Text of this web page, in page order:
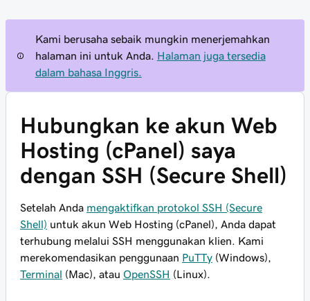
Kami berusaha sebaik mungkin menerjemahkan
halaman ini untuk Anda.
Halaman juga tersedia
dalam bahasa Inggris.
Hubungkan ke akun Web
Hosting (cPanel) saya
dengan SSH (Secure Shell)
Setelah Anda mengaktifkan protokol SSH (Secure
Shell) untuk akun Web Hosting (cPanel), Anda dapat
terhubung melalui SSH menggunakan klien. Kami
merekomendasikan penggunaan PuTTy (Windows),
Terminal (Mac), atau OpenSSH (Linux).